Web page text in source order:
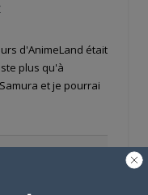
d'AnimeLand était
plus qu'à
et je pourrai